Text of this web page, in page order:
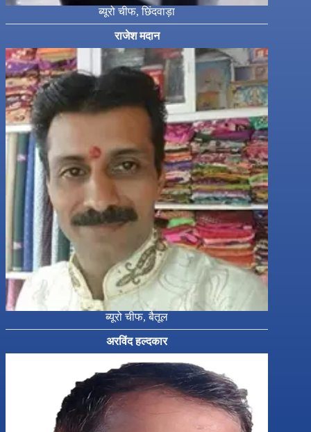
ब्यूरो चीफ, छिंदवाड़ा
राजेश मदान
ब्यूरो चीफ, बैतूल
अरविंद हल्दकार